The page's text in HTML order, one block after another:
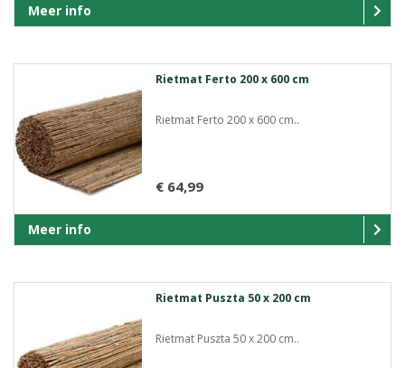
Meer info
Rietmat Ferto 200 x 600 cm
Rietmat Ferto 200 x 600 cm..
€ 64,99
Meer info
Rietmat Puszta 50 x 200 cm
Rietmat Puszta 50 x 200 cm..